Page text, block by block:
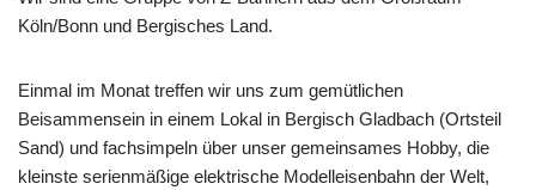
Köln/Bonn und Bergisches Land.
Einmal im Monat treffen wir uns zum gemütlichen
Beisammensein in einem Lokal in Bergisch Gladbach (Ortsteil
Sand) und fachsimpeln über unser gemeinsames Hobby, die
kleinste serienmäßige elektrische Modelleisenbahn der Welt,